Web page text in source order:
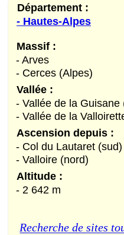
Département :
- Hautes-Alpes
Massif :
- Arves
- Cerces (Alpes)
Vallée :
- Vallée de la Guisane
- Vallée de la
Ascension depuis :
- Col du Lautaret (sud)
- Valloire (nord)
Altitude :
- 2 642 m
Recherche de sites